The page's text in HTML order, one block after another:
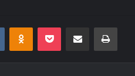
VKontakteOdnoklassniki
Pocket E-Posta ile paylaş Yazdır